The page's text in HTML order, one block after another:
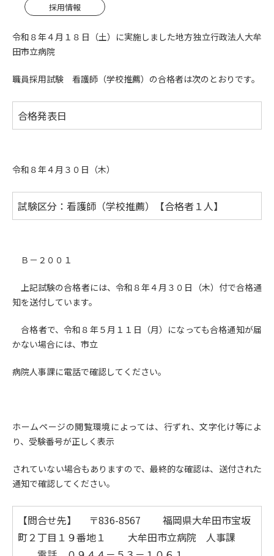
採用情報
令和８年４月１８日（土）に実施しました地方独立行政法人大牟
田市立病院
職員採用試験 看護師（学校推薦）の合格者は次のとおりです。
合格発表日
令和８年４月３０日（木）
試験区分：看護師（学校推薦）【合格者１人】
Ｂ－２００１
上記試験の合格者には、令和８年４月３０日（木）付で合格通
知を送付しています。
合格者で、令和８年５月１１日（月）になっても合格通知が届
かない場合には、市立
病院人事課に電話で確認してください。
ホームページの閲覧環境によっては、行ずれ、文字化け等によ
り、受験番号が正しく表示
されていない場合もありますので、最終的な確認は、送付された
通知で確認してください。
【問合せ先】 〒836-8567 福岡県大牟田市宝坂
町２丁目１９番地１ 大牟田市立病院 人事課